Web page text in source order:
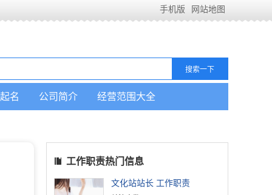
手机版 网站地图
名 公司简介 经营范围大全
工作职责热门信息
文化站站长 工作职责